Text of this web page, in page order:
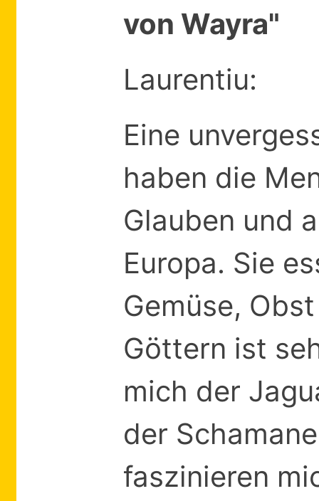
von Wayra"
Laurentiu:
Eine
haben die
Glauben und
Europa. Sie
Gemüse,
Göttern ist
mich der
der
faszinieren